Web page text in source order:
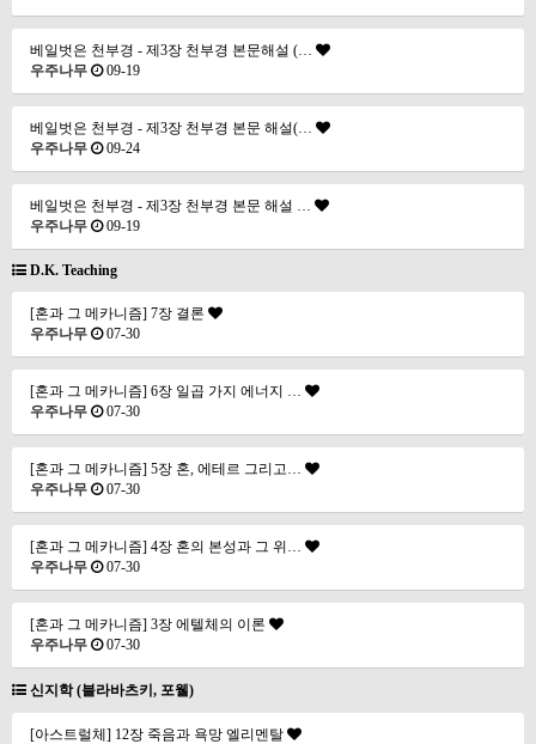
베일벗은 천부경 - 제3장 천부경 본문해설 (…
우주나무
09-19
베일벗은 천부경 - 제3장 천부경 본문 해설(…
우주나무
09-24
베일벗은 천부경 - 제3장 천부경 본문 해설 …
우주나무
09-19
D.K. Teaching
[혼과 그 메카니즘] 7장 결론
우주나무
07-30
[혼과 그 메카니즘] 6장 일곱 가지 에너지 …
우주나무
07-30
[혼과 그 메카니즘] 5장 혼, 에테르 그리고…
우주나무
07-30
[혼과 그 메카니즘] 4장 혼의 본성과 그 위…
우주나무
07-30
[혼과 그 메카니즘] 3장 에텔체의 이론
우주나무
07-30
신지학 (블라바츠키, 포웰)
[아스트럴체] 12장 죽음과 욕망 엘리멘탈